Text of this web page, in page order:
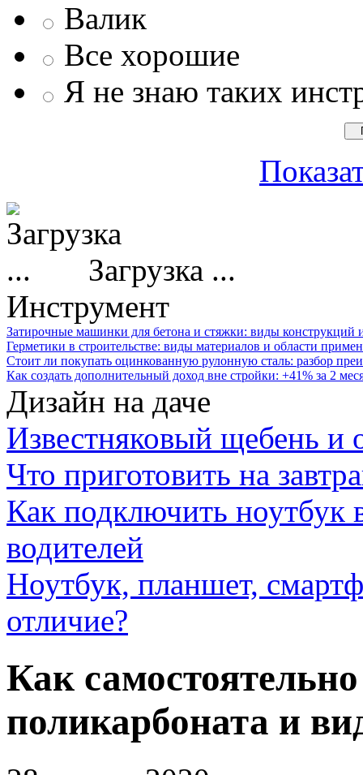
Валик
Все хорошие
Я не знаю таких
Загрузка ...
Инструмент
Затирочные машинки для бетона и стяжки: виды конструкций
Герметики в строительстве: виды материалов и области
Стоит ли покупать оцинкованную рулонную сталь: разбор
Как создать дополнительный доход вне стройки: +41% за 2
Дизайн на даче
Известняковый щебень и
Что приготовить на
Как подключить ноутбук
водителей
Ноутбук, планшет,
отличие?
Как
поликарбоната и